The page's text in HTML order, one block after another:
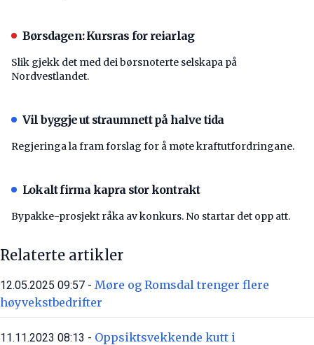
Børsdagen: Kursras for reiarlag
Slik gjekk det med dei børsnoterte selskapa på
Nordvestlandet.
Vil byggje ut straumnett på halve tida
Regjeringa la fram forslag for å møte kraftutfordringane.
Lokalt firma kapra stor kontrakt
Bypakke-prosjekt råka av konkurs. No startar det opp att.
Relaterte artikler
12.05.2025 09:57 - Møre og Romsdal trenger flere
høyvekstbedrifter
11.11.2023 08:13 - Oppsiktsvekkende kutt i